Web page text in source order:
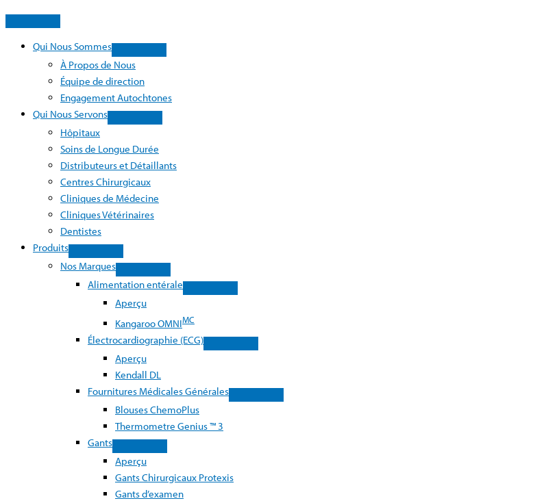
Qui Nous Sommes
À Propos de Nous
Équipe de direction
Engagement Autochtones
Qui Nous Servons
Hôpitaux
Soins de Longue Durée
Distributeurs et Détaillants
Centres Chirurgicaux
Cliniques de Médecine
Cliniques Vétérinaires
Dentistes
Produits
Nos Marques
Alimentation entérale
Aperçu
Kangaroo OMNIMC
Électrocardiographie (ECG)
Aperçu
Kendall DL
Fournitures Médicales Générales
Blouses ChemoPlus
Thermometre Genius ™ 3
Gants
Aperçu
Gants Chirurgicaux Protexis
Gants d’examen